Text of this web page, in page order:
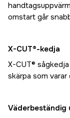
omstart går
X-CUT®-kedja
X-CUT®
skärpa som
Väderbeständig